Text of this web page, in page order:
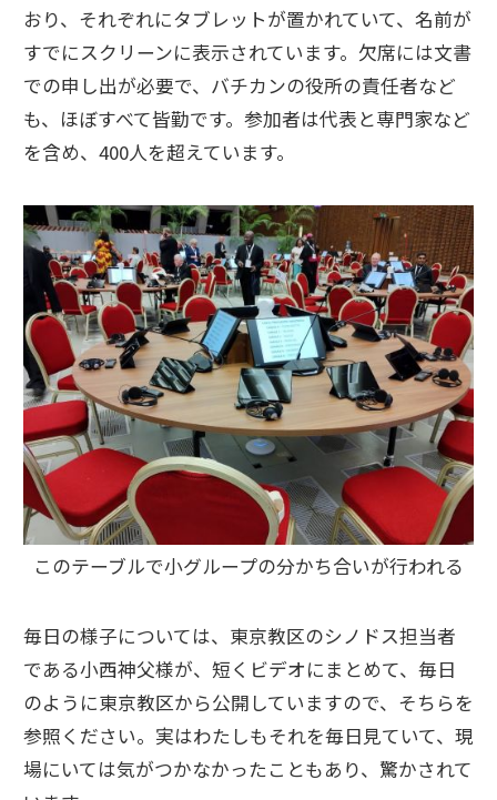
おり、それぞれにタブレットが置かれていて、名前が
すでにスクリーンに表示されています。欠席には文書
での申し出が必要で、バチカンの役所の責任者など
も、ほぼすべて皆勤です。参加者は代表と専門家など
を含め、400人を超えています。
このテーブルで小グループの分かち合いが行われる
毎日の様子については、東京教区のシノドス担当者
である小西神父様が、短くビデオにまとめて、毎日
のように東京教区から公開していますので、そちらを
参照ください。実はわたしもそれを毎日見ていて、現
場にいては気がつかなかったこともあり、驚かされて